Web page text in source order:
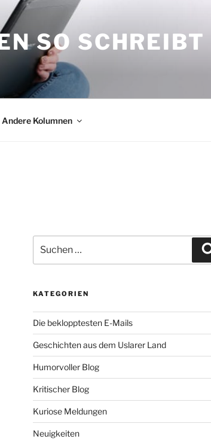
SO SCHREIBT
Andere Kolumnen
nach:
KATEGORIEN
Die beklopptesten E-Mails
Geschichten aus dem Uslarer Land
Humorvoller Blog
Kritischer Blog
Kuriose Meldungen
Neuigkeiten